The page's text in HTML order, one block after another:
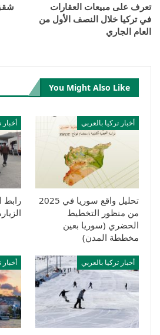
تعرف على مبيعات العقارات
في تركيا خلال النصف الأول من
العام الجاري
You Might Also Like
أخبار تركيا بالعربي
تحليل واقع سوريا في 2025
من منظور التخطيط
الحضري (سوريا بعين
مخططة المدن)
أخبار
رابط
أخبار تركيا بالعربي أخبار